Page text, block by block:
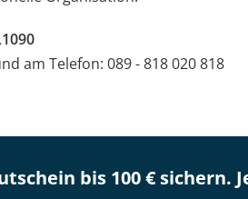
am Telefon: 089 - 818 020 818
bis 100 € sichern.